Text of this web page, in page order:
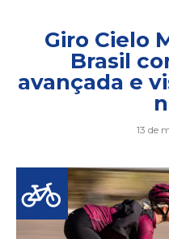
Giro Cielo
Brasil
avançada e
13 de